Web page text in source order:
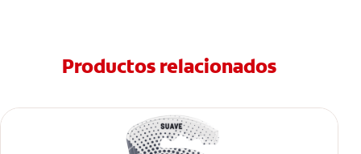
Productos relacionados